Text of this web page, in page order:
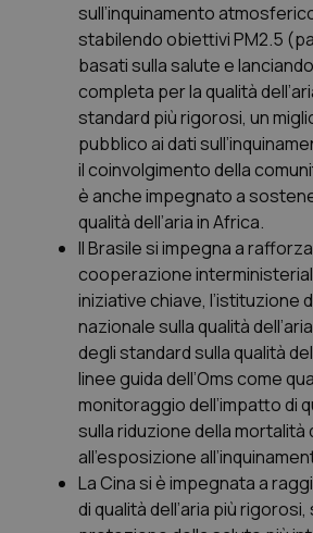
Rene & patologie
Salute orale & impianti
Sangue & coagulazione
Tiroide
Tumore al seno
Tumore ovarico
Tumori del Polmone &
Tumori gastrointestinali
Ulcera & Reflusso
Vaccini
sull’inquinamento
stabilendo obiettivi PM2.5
basati sulla salute e
completa per la qualità
standard più rigorosi, un
pubblico ai dati
il coinvolgimento della
è anche impegnato a
qualità dell’aria in Africa.
Il Brasile si impegna a
cooperazione
iniziative chiave, l’istituzione
nazionale sulla qualità
degli standard sulla qualità
linee guida dell’Oms come
monitoraggio dell’impatto di
sulla riduzione della mortalità
all’esposizione
La Cina si è impegnata a
di qualità dell’aria più rigorosi,